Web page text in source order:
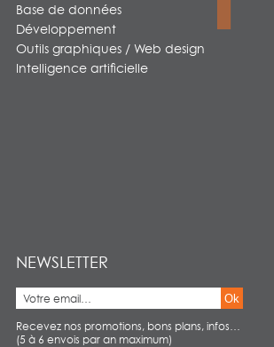
Base de données
Développement
Outils graphiques / Web design
Intelligence artificielle
NEWSLETTER
Ok
Recevez nos promotions, bons plans, infos…
(5 à 6 envois par an maximum)